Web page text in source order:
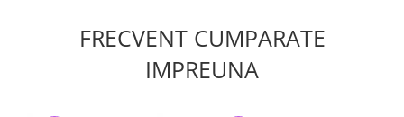
FRECVENT CUMPARATE
IMPREUNA